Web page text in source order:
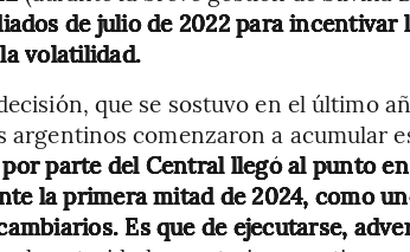
de julio de 2022 para
volatilidad.
que se sostuvo en el último
argentinos comenzaron a acumular
parte del Central llegó al punto
la primera mitad de 2024, como
Es que de ejecutarse,